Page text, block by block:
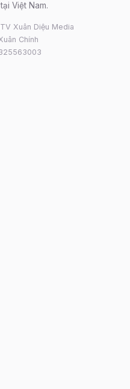
Việt Nam.
Xuân Diệu Media
Chính